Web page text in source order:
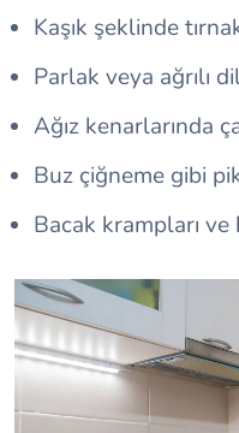
Kaşık şeklinde
Parlak veya ağrılı
Ağız kenarlarında
Buz çiğneme gibi
Bacak krampları